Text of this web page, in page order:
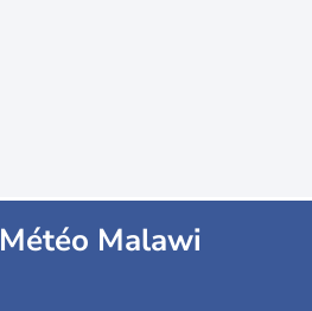
Météo Malawi